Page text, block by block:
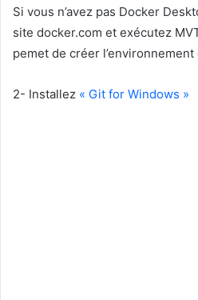
Si vous n’avez pas Docker
site docker.com et exécutez
pemet de créer l’environnement
2- Installez « Git for Windows »